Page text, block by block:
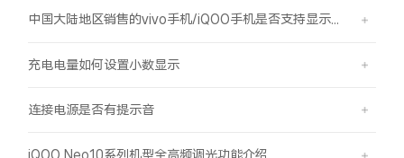
中国大陆地区销售的vivo手机/iQOO手机是否支持显示国外号码的归属地信息？
充电电量如何设置小数显示
连接电源是否有提示音
iQOO Neo10系列机型全高频调光功能介绍